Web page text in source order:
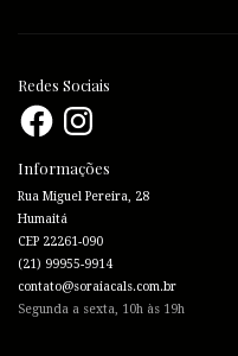
Redes Sociais
FacebookInstagram
Informações
Rua Miguel Pereira, 28
Humaitá
CEP 22261-090
(21) 99955-9914
contato@soraiacals.com.br
Segunda a sexta, 10h às 19h